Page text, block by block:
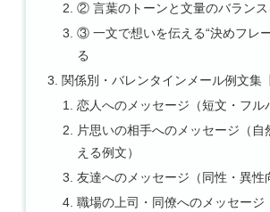
② 言葉のトーンと文量のバランス
③ 一文で想いを伝える“決めフレ
る
関係別・バレンタインメール例文集
恋人へのメッセージ（短文・フル
片思いの相手へのメッセージ（自
える例文）
友達へのメッセージ（同性・異性
職場の上司・同僚へのメッセージ